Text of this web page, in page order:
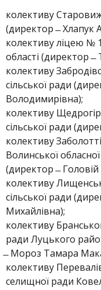
колективу
(директор ̶ Хлапук
колективу ліцею №
області (директор
колективу
сільської ради
Володимирівна);
колективу
сільської ради
колективу
Волинської
(директор ̶ Головій
колективу
сільської ради
Михайлівна);
колективу
ради Луцького
Мороз Тамара
колективу
селищної ради